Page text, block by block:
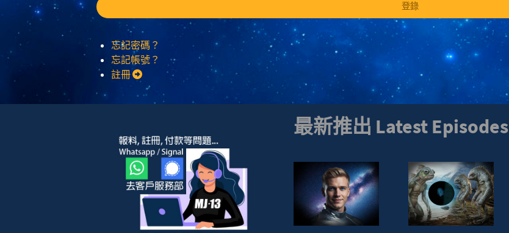
登錄
忘記密碼？
忘記帳號？
註冊
最新推出 Latest Episodes